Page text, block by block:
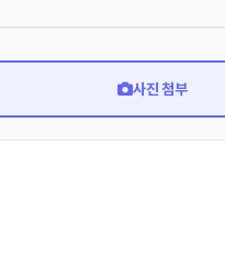
사진 첨부